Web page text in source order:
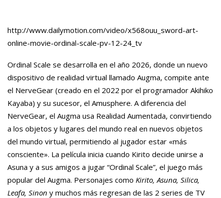
http://www.dailymotion.com/video/x568ouu_sword-art-
online-movie-ordinal-scale-pv-12-24_tv
Ordinal Scale se desarrolla en el año 2026, donde un nuevo
dispositivo de realidad virtual llamado Augma, compite ante
el NerveGear (creado en el 2022 por el programador Akihiko
Kayaba) y su sucesor, el Amusphere. A diferencia del
NerveGear, el Augma usa Realidad Aumentada, convirtiendo
a los objetos y lugares del mundo real en nuevos objetos
del mundo virtual, permitiendo al jugador estar «más
consciente». La película inicia cuando Kirito decide unirse a
Asuna y a sus amigos a jugar “Ordinal Scale”, el juego más
popular del Augma. Personajes como Kirito, Asuna, Silica,
Leafa, Sinon y muchos más regresan de las 2 series de TV